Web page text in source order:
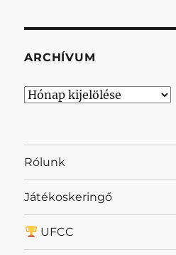
ARCHÍVUM
Archívum
Rólunk
Játékoskeringő
UFCC